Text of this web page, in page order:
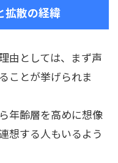
拡散の経緯
由としては、まず声
ことが挙げられま
年齢層を高めに想像
想する人もいるよう